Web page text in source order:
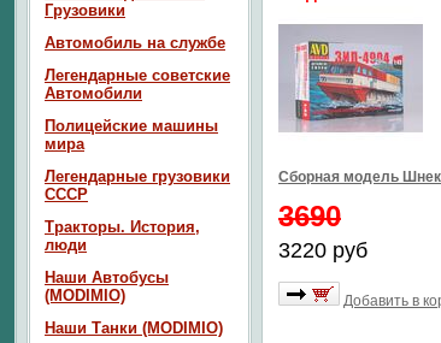
Сборная модель
3690
3220 руб
Добавить в
Грузовики
Автомобиль на службе
Легендарные советские
Автомобили
Полицейские машины
мира
Легендарные грузовики
СССР
Тракторы. История,
люди
Наши Автобусы
(MODIMIO)
Наши Танки (MODIMIO)